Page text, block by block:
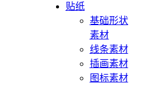
贴纸
基础形状
素材
线条素材
插画素材
图标素材